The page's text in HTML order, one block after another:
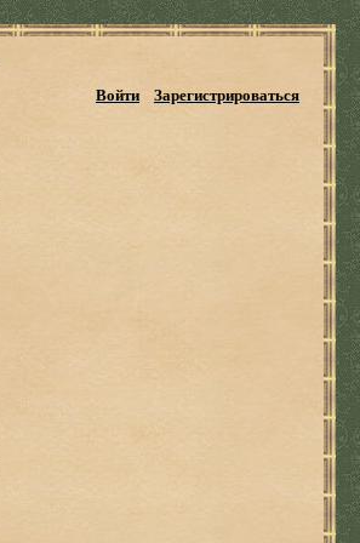
Войти Зарегистрироваться